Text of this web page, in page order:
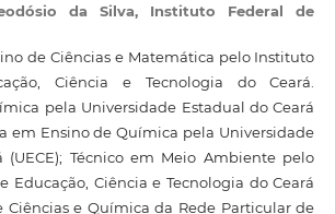
da Silva, Instituto Federal de
de Ciências e Matemática pelo Instituto
Ciência e Tecnologia do Ceará.
pela Universidade Estadual do Ceará
em Ensino de Química pela Universidade
(UECE); Técnico em Meio Ambiente pelo
Educação, Ciência e Tecnologia do Ceará
Ciências e Química da Rede Particular de